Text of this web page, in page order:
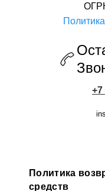
+7
Политика
средств